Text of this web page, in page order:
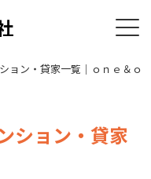
ョン・貸家一覧｜ｏｎｅ＆ｏ
ション・貸家